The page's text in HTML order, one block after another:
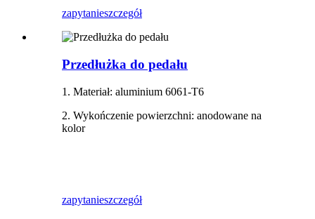
zapytanieszczegół
Przedłużka do pedału
1. Materiał: aluminium 6061-T6
2. Wykończenie powierzchni: anodowane na
kolor
zapytanieszczegół